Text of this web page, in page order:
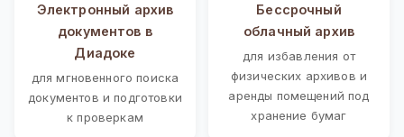
Электронный архив
документов в
Диадоке
для мгновенного поиска
документов и подготовки
к проверкам
Бессрочный
облачный архив
для избавления от
физических архивов и
аренды помещений под
хранение бумаг